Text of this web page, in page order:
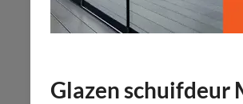
Glazen schuifdeur